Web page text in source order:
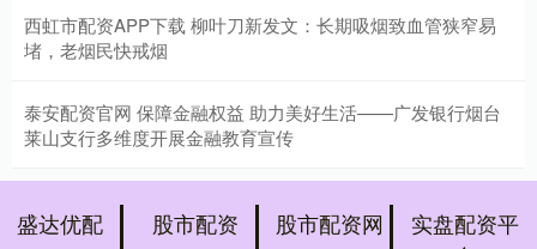
西虹市配资APP下载 柳叶刀新发文：长期吸烟致血管狭窄易
堵，老烟民快戒烟
泰安配资官网 保障金融权益 助力美好生活——广发银行烟台
莱山支行多维度开展金融教育宣传
盛达优配 股市配资 股市配资网
实盘配资平